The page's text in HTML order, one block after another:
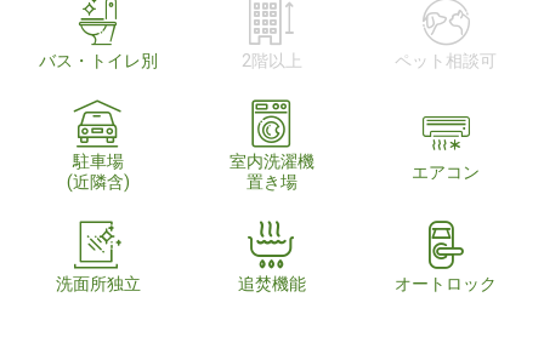
バス・トイレ別 2階以上 ペット相談可
駐車場
(近隣含)
室内洗濯機
置き場
エアコン
洗面所独立 追焚機能 オートロック